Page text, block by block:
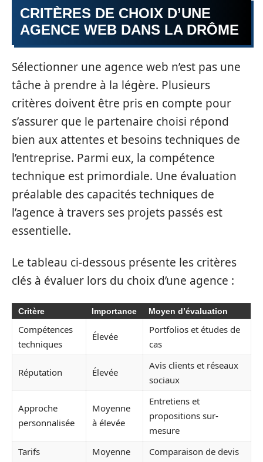
CRITÈRES DE CHOIX D’UNE
AGENCE WEB DANS LA DRÔME
Sélectionner une agence web n’est pas une
tâche à prendre à la légère. Plusieurs
critères doivent être pris en compte pour
s’assurer que le partenaire choisi répond
bien aux attentes et besoins techniques de
l’entreprise. Parmi eux, la compétence
technique est primordiale. Une évaluation
préalable des capacités techniques de
l’agence à travers ses projets passés est
essentielle.
Le tableau ci-dessous présente les critères
clés à évaluer lors du choix d’une agence :
Critère Importance Moyen d’évaluation
Compétences
techniques
Élevée
Portfolios et études de
cas
Réputation Élevée
Avis clients et réseaux
sociaux
Approche
personnalisée
Moyenne
à élevée
Entretiens et
propositions sur-
mesure
Tarifs
Moyenne Comparaison de devis